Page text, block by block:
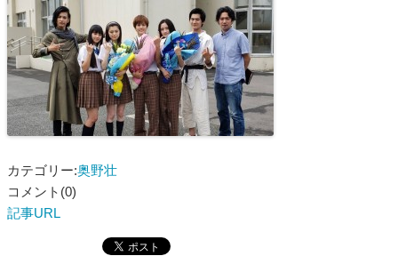
カテゴリー:奥野壮
コメント(0)
記事URL